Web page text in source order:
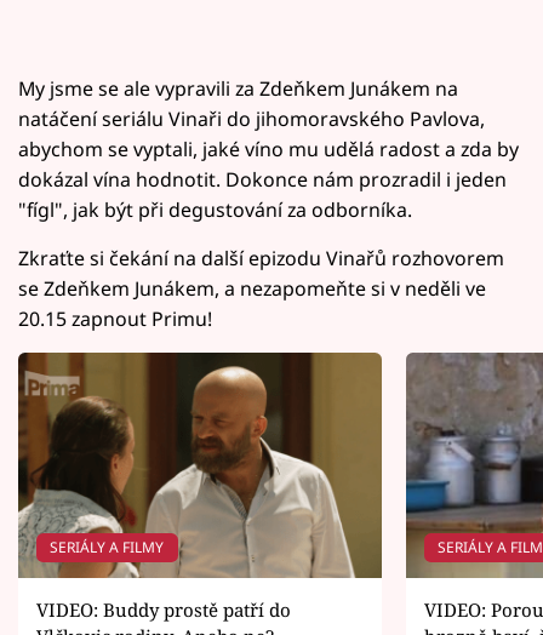
My jsme se ale vypravili za Zdeňkem Junákem na
natáčení seriálu Vinaři do jihomoravského Pavlova,
abychom se vyptali, jaké víno mu udělá radost a zda by
dokázal vína hodnotit. Dokonce nám prozradil i jeden
"fígl", jak být při degustování za odborníka.
Zkraťte si čekání na další epizodu Vinařů rozhovorem
se Zdeňkem Junákem, a nezapomeňte si v neděli ve
20.15 zapnout Primu!
SERIÁLY A FILMY
VIDEO: Buddy prostě patří do
SERIÁLY A
VIDEO: